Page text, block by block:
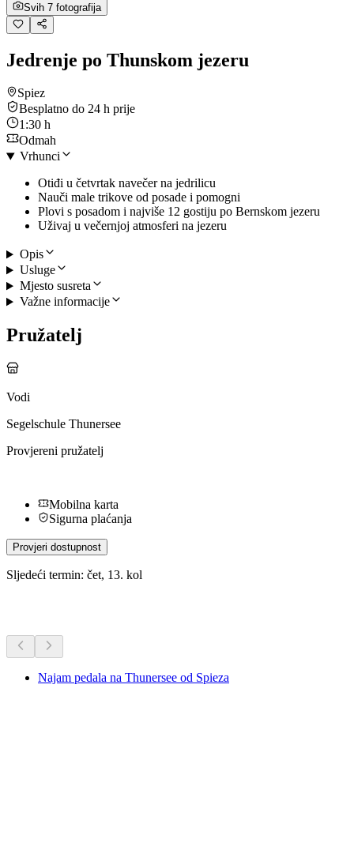
Svih 7 fotografija
Jedrenje po Thunskom jezeru
Spiez
Besplatno do 24 h prije
1:30 h
Odmah
Vrhunci
Otiđi u četvrtak navečer na jedrilicu
Nauči male trikove od posade i pomogni
Plovi s posadom i najviše 12 gostiju po Bernskom jezeru
Uživaj u večernjoj atmosferi na jezeru
Opis
Usluge
Mjesto susreta
Važne informacije
Pružatelj
Vodi
Segelschule Thunersee
Provjereni pružatelj
Mobilna karta
Sigurna plaćanja
Provjeri dostupnost
Sljedeći termin: čet, 13. kol
Najam pedala na Thunersee od Spieza